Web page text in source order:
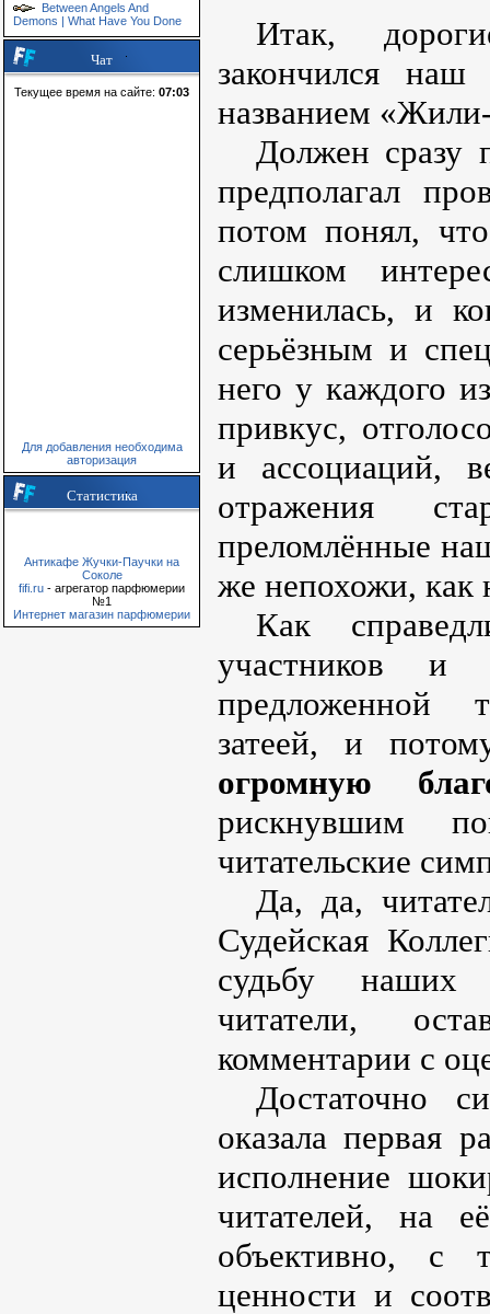
Between Angels And
Demons | What Have You Done
Чат
Текущее время на сайте: 07:03
Для добавления необходима
авторизация
Статистика
Антикафе Жучки-Паучки на
Соколе
fifi.ru - агрегатор парфюмерии
№1
Интернет магазин парфюмерии
Итак,
закончился
названием
Должен сразу
предполагал
потом понял,
слишком
изменилась, и
серьёзным и
него у каждого
привкус,
и ассоциаций,
отражения
преломлённые
же непохожи,
Как
участников и
предложенной
затеей, и
огромную
рискнувшим
читательские
Да, да,
Судейская
судьбу наших
читатели,
комментарии с
Достаточно
оказала первая
исполнение
читателей, на
объективно, с
ценности и